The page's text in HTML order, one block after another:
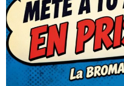
+ DE0CHISTES